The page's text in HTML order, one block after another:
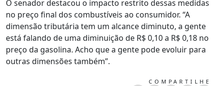
O senador destacou o impacto restrito dessas medidas
no preço final dos combustíveis ao consumidor. “A
dimensão tributária tem um alcance diminuto, a gente
está falando de uma diminuição de R$ 0,10 a R$ 0,18 no
preço da gasolina. Acho que a gente pode evoluir para
outras dimensões também”.
COMPARTILHE